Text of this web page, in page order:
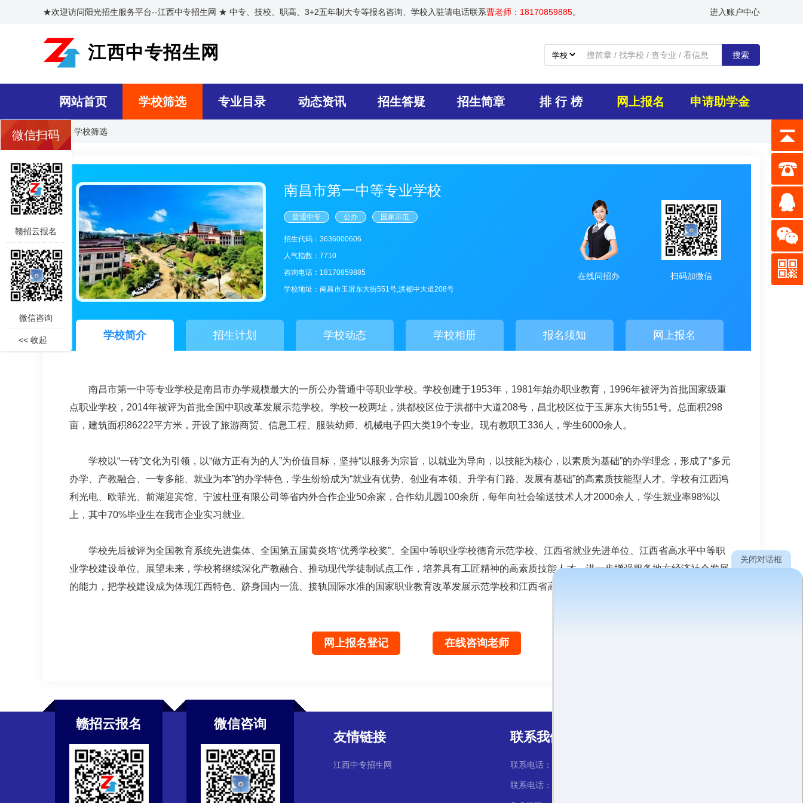
★欢迎访问阳光招生服务平台--江西中专招生网 ★ 中专、技校、职高、3+2五年制大专等报名咨询、学校入驻请电话联系曹老师：18170859885。 进入账户中心
江西中专招生网 搜索
网站首页 学校筛选 专业目录 动态资讯 招生答疑 招生简章 排 行 榜 网上报名 申请助学金
首页 学校筛选
南昌市第一中等专业学校
普通中专 公办 国家示范
招生代码：3636000606
人气指数：7710
咨询电话：18170859885
学校地址：南昌市玉屏东大街551号,洪都中大道208号
在线问招办 扫码加微信
学校简介 招生计划 学校动态 学校相册 报名须知 网上报名
南昌市第一中等专业学校是南昌市办学规模最大的一所公办普通中等职业学校。学校创建于1953年，1981年始办职业教育，1996年被评为首批国家级重
点职业学校，2014年被评为首批全国中职改革发展示范学校。学校一校两址，洪都校区位于洪都中大道208号，昌北校区位于玉屏东大街551号。总面积298
亩，建筑面积86222平方米，开设了旅游商贸、信息工程、服装幼师、机械电子四大类19个专业。现有教职工336人，学生6000余人。
学校以“一砖”文化为引领，以“做方正有为的人”为价值目标，坚持“以服务为宗旨，以就业为导向，以技能为核心，以素质为基础”的办学理念，形成了“多元
办学、产教融合、一专多能、就业为本”的办学特色，学生纷纷成为“就业有优势、创业有本领、升学有门路、发展有基础”的高素质技能型人才。学校有江西鸿
利光电、欧菲光、前湖迎宾馆、宁波杜亚有限公司等省内外合作企业50余家，合作幼儿园100余所，每年向社会输送技术人才2000余人，学生就业率98%以
上，其中70%毕业生在我市企业实习就业。
学校先后被评为全国教育系统先进集体、全国第五届黄炎培“优秀学校奖”、全国中等职业学校德育示范学校、江西省就业先进单位、江西省高水平中等职
业学校建设单位。展望未来，学校将继续深化产教融合、推动现代学徒制试点工作，培养具有工匠精神的高素质技能人才，进一步增强服务地方经济社会发展
的能力，把学校建设成为体现江西特色、跻身国内一流、接轨国际水准的国家职业教育改革发展示范学校和江西省高水平现代化职业学校。
网上报名登记 在线咨询老师
赣招云报名
微信咨询
友情链接
江西中专招生网
联系我们：
联系电话：18170859885
联系电话：17370007785
微信扫码
赣招云报名
微信咨询
<< 收起
关闭对话框